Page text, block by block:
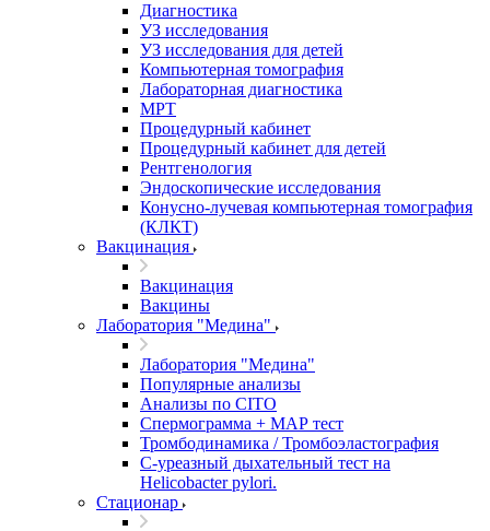
Диагностика
УЗ исследования
УЗ исследования для детей
Компьютерная томография
Лабораторная диагностика
МРТ
Процедурный кабинет
Процедурный кабинет для детей
Рентгенология
Эндоскопические исследования
Конусно-лучевая компьютерная томография
(КЛКТ)
Вакцинация
Вакцинация
Вакцины
Лаборатория "Медина"
Лаборатория "Медина"
Популярные анализы
Анализы по CITO
Спермограмма + МАР тест
Тромбодинамика / Тромбоэластография
С-уреазный дыхательный тест на
Helicobacter pylori.
Стационар